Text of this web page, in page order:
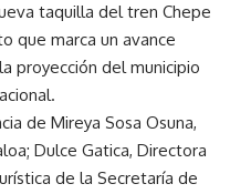
taquilla del tren Chepe
que marca un avance
proyección del municipio
de Mireya Sosa Osuna,
Dulce Gatica, Directora
de la Secretaría de